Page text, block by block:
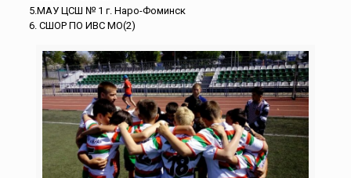
5.МАУ ЦСШ № 1 г. Наро-Фоминск
6. СШОР ПО ИВС МО(2)